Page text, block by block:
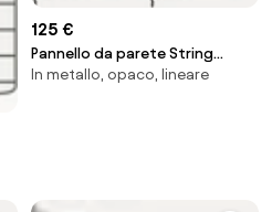
125 €
Pannello da parete String
System, larg. 30 x alt. 75 cm, in
In metallo, opaco, lineare